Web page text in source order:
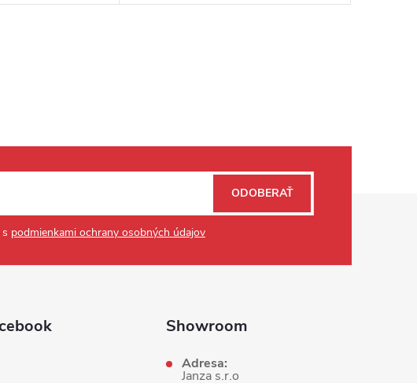
podmienkami ochrany osobných údajov
ODOBERAŤ
Showroom
Adresa:
Janza s.r.o